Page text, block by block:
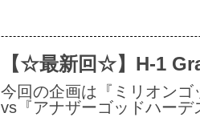
【☆最新回☆】H-1
今回の企画は『ミリオン
vs『アナザーゴッドハー